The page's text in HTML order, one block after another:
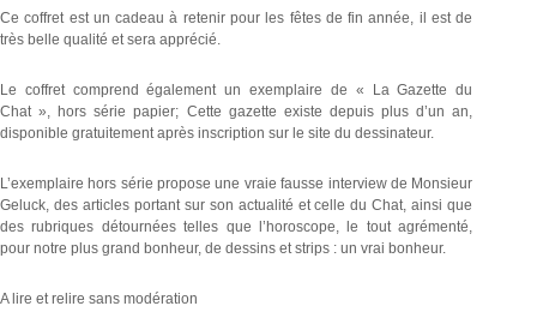
Ce coffret est un cadeau à retenir pour les fêtes de fin année, il est de
très belle qualité et sera apprécié.
Le coffret comprend également un exemplaire de « La Gazette du
Chat », hors série papier; Cette gazette existe depuis plus d’un an,
disponible gratuitement après inscription sur le site du dessinateur.
L’exemplaire hors série propose une vraie fausse interview de Monsieur
Geluck, des articles portant sur son actualité et celle du Chat, ainsi que
des rubriques détournées telles que l’horoscope, le tout agrémenté,
pour notre plus grand bonheur, de dessins et strips : un vrai bonheur.
A lire et relire sans modération